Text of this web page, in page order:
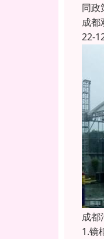
同政
成都
22-
成都
1.镜